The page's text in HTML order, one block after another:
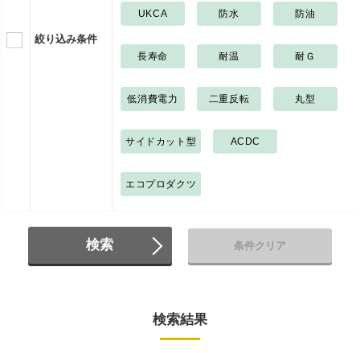
絞り込み条件
UKCA 防水 防油
長寿命 耐温 耐Ｇ
低消費電力 二重反転 丸型
サイドカット型 ACDC
エコプロダクツ
検索 条件クリア
検索結果